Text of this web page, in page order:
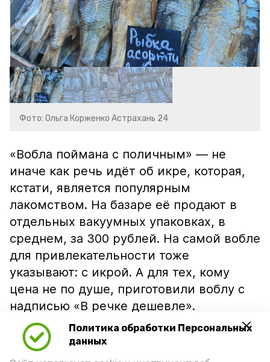
Политика обработки Персональных
данных
Фото: Ольга Корженко Астрахань 24
«Вобла поймана с поличным» — не
иначе как речь идёт об икре, которая,
кстати, является популярным
лакомством. На базаре её продают в
отдельных вакуумных упаковках, в
среднем, за 300 рублей. На самой вобле
для привлекательности тоже
указывают: с икрой. А для тех, кому
цена не по душе, приготовили воблу с
надписью «В речке дешевле».